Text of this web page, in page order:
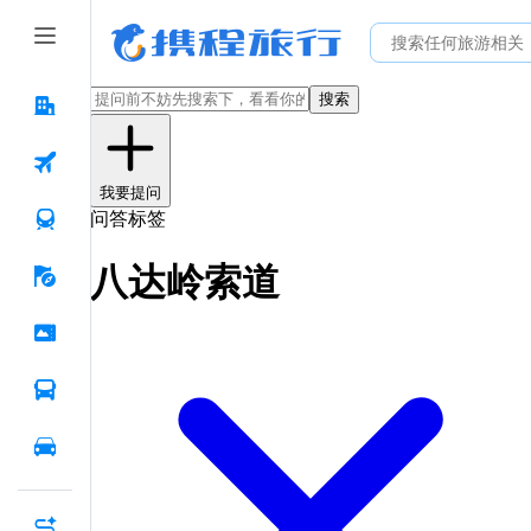
搜索
我要提问
问答标签
八达岭索道